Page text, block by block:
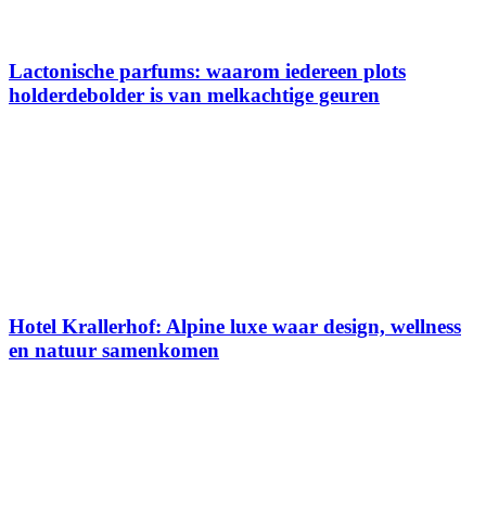
Lactonische parfums: waarom iedereen plots
holderdebolder is van melkachtige geuren
Hotel Krallerhof: Alpine luxe waar design, wellness
en natuur samenkomen